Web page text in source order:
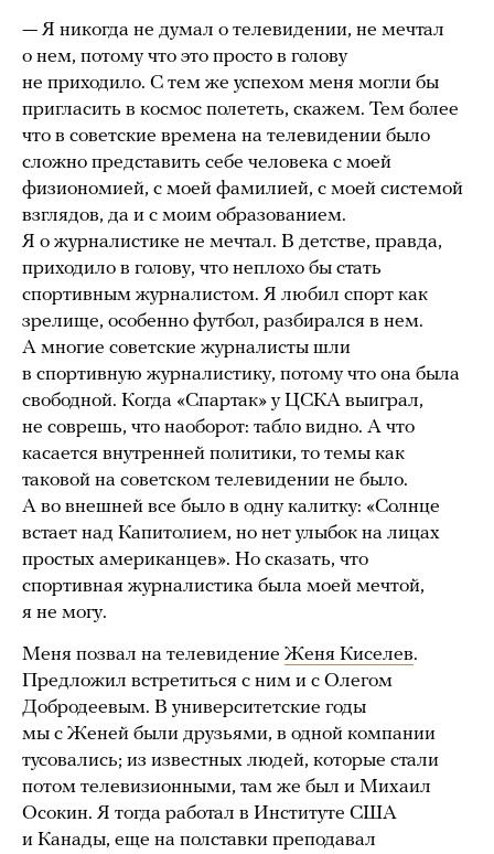
— Я никогда не думал о телевидении, не мечтал
о нем, потому что это просто в голову
не приходило. С тем же успехом меня могли бы
пригласить в космос полететь, скажем. Тем более
что в советские времена на телевидении было
сложно представить себе человека с моей
физиономией, с моей фамилией, с моей системой
взглядов, да и с моим образованием.
Я о журналистике не мечтал. В детстве, правда,
приходило в голову, что неплохо бы стать
спортивным журналистом. Я любил спорт как
зрелище, особенно футбол, разбирался в нем.
А многие советские журналисты шли
в спортивную журналистику, потому что она была
свободной. Когда «Спартак» у ЦСКА выиграл,
не соврешь, что наоборот: табло видно. А что
касается внутренней политики, то темы как
таковой на советском телевидении не было.
А во внешней все было в одну калитку: «Солнце
встает над Капитолием, но нет улыбок на лицах
простых американцев». Но сказать, что
спортивная журналистика была моей мечтой,
я не могу.
Меня позвал на телевидение Женя Киселев.
Предложил встретиться с ним и с Олегом
Добродеевым. В университетские годы
мы с Женей были друзьями, в одной компании
тусовались; из известных людей, которые стали
потом телевизионными, там же был и Михаил
Осокин. Я тогда работал в Институте США
и Канады, еще на полставки преподавал